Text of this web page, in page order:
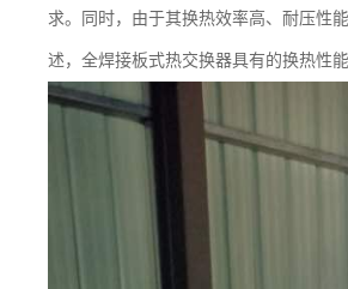
求。同时，由于其换热效率高、耐压性
述，全焊接板式热交换器具有的换热性